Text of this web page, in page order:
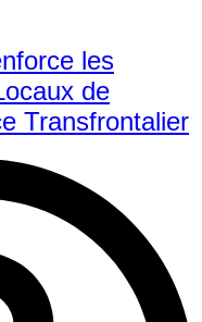
les
de
Transfrontalier